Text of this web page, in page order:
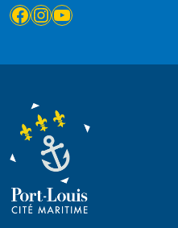
Facebook
Instagram
YouTube